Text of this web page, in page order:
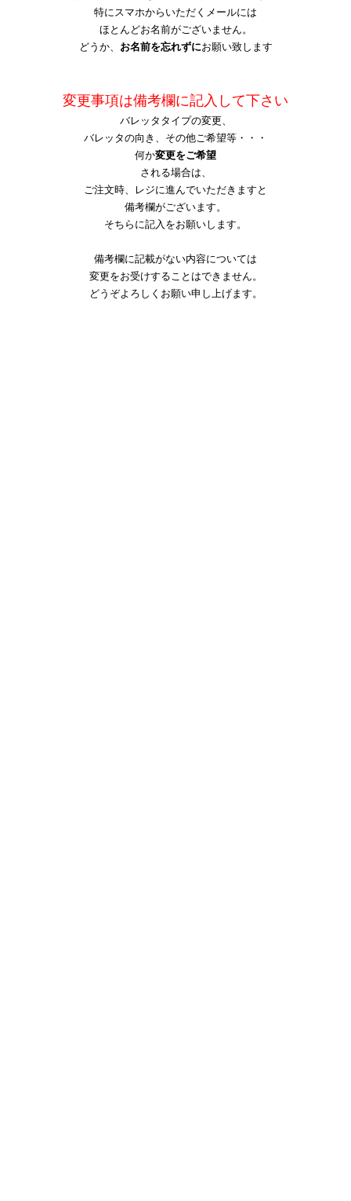
特にスマホからいただくメールには
ほとんどお名前がございません。
どうか、 お名前を忘れずにお願い致します
変更事項は備考欄に記入して下さい
バレッタタイプの変更、
バレッタの向き、その他ご希望等・・・
何か変更をご希望
される場合は、
ご注文時、レジに進んでいただきますと
備考欄がございます。
そちらに記入をお願いします。
備考欄に記載がない内容については
変更をお受けすることはできません。
どうぞよろしくお願い申し上げます。